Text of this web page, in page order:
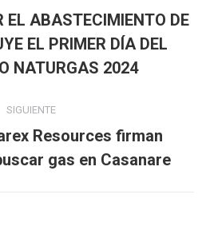
Publicación
anterior:
EL ABASTECIMIENTO DE
EL PRIMER DÍA DEL
NATURGAS 2024
SIGUIENTE
Publicación
siguiente:
Resources firman
gas en Casanare